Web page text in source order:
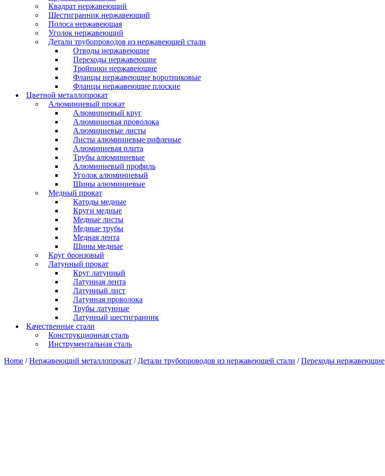
Квадрат нержавеющий
Шестигранник нержавеющий
Полоса нержавеющая
Уголок нержавеющий
Детали трубопроводов из нержавеющей стали
Отводы нержавеющие
Переходы нержавеющие
Тройники нержавеющие
Фланцы нержавеющие воротниковые
Фланцы нержавеющие плоские
Цветной металлопрокат
Алюминиевый прокат
Алюминиевый круг
Алюминиевая проволока
Алюминиевые листы
Листы алюминиевые рифленые
Алюминиевая плита
Трубы алюминиевые
Алюминиевый профиль
Уголок алюминиевый
Шины алюминиевые
Медный прокат
Катоды медные
Круги медные
Медные листы
Медные трубы
Медная лента
Шины медные
Круг бронзовый
Латунный прокат
Круг латунный
Латунная лента
Латунный лист
Латунная проволока
Трубы латунные
Латунный шестигранник
Качественные стали
Конструкционная сталь
Инструментальная сталь
Home /Нержавеющий металлопрокат / Детали трубопроводов из нержавеющей стали /Переходы нержавеющие